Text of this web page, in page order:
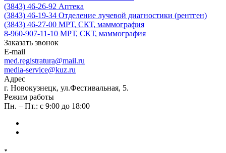
(3843) 46-26-92 Аптека
(3843) 46-19-34 Отделение лучевой диагностики (рентген)
(3843) 46-27-00 МРТ, СКТ, маммография
8-960-907-11-10 МРТ, СКТ, маммография
Заказать звонок
E-mail
med.registratura@mail.ru
media-service@kuz.ru
Адрес
г. Новокузнецк, ул.Фестивальная, 5.
Режим работы
Пн. – Пт.: с 9:00 до 18:00